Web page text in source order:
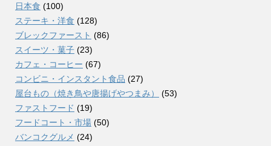
日本食 (100)
ステーキ・洋食 (128)
ブレックファースト (86)
スイーツ・菓子 (23)
カフェ・コーヒー (67)
コンビニ・インスタント食品 (27)
屋台もの（焼き鳥や唐揚げやつまみ）
(53)
ファストフード (19)
フードコート・市場 (50)
バンコクグルメ (24)